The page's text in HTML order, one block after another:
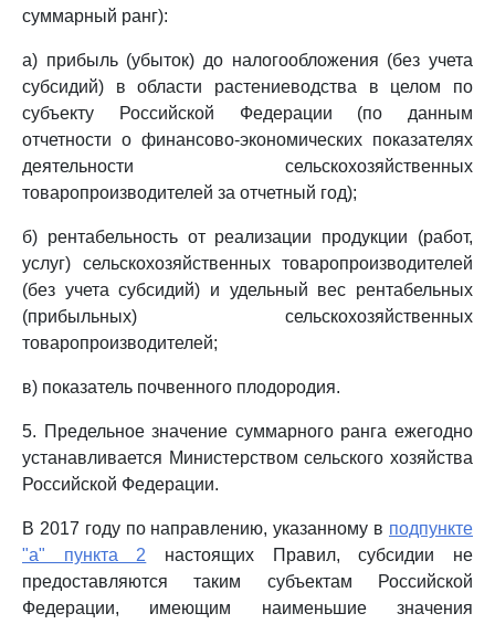
суммарный ранг):
а) прибыль (убыток) до налогообложения (без учета
субсидий) в области растениеводства в целом по
субъекту Российской Федерации (по данным
отчетности о финансово-экономических показателях
деятельности сельскохозяйственных
товаропроизводителей за отчетный год);
б) рентабельность от реализации продукции (работ,
услуг) сельскохозяйственных товаропроизводителей
(без учета субсидий) и удельный вес рентабельных
(прибыльных) сельскохозяйственных
товаропроизводителей;
в) показатель почвенного плодородия.
5. Предельное значение суммарного ранга ежегодно
устанавливается Министерством сельского хозяйства
Российской Федерации.
В 2017 году по направлению, указанному в подпункте
"а" пункта 2 настоящих Правил, субсидии не
предоставляются таким субъектам Российской
Федерации, имеющим наименьшие значения